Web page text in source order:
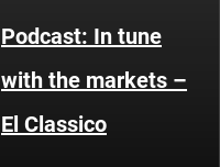
Podcast: In tune
with the markets –
El Classico